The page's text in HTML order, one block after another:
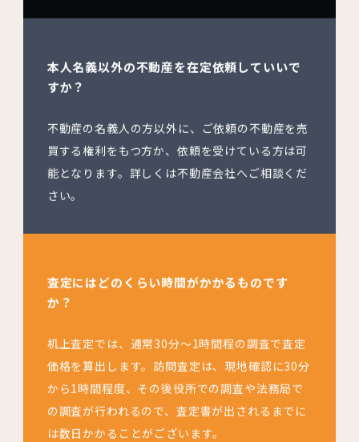
本人名義以外の不動産を在定依頼していいで
すか？
不動産の名義人の方以外に、ご依頼の不動産を売
買する権利をもつ方か、依頼を受けている方は可
能となります。詳しくは不動産会社へご相談くだ
さい。
査定にはどのくらい時間がかかるものです
か？
机上査定では、通常30分～1時間程の調査で査定
価格を算出します。訪問査定は、現地確認に30分
から1時間程度、その後役所での調査や法務局で
の調査が行われるので、査定書が出されるまでに
は数日かかることがございます。